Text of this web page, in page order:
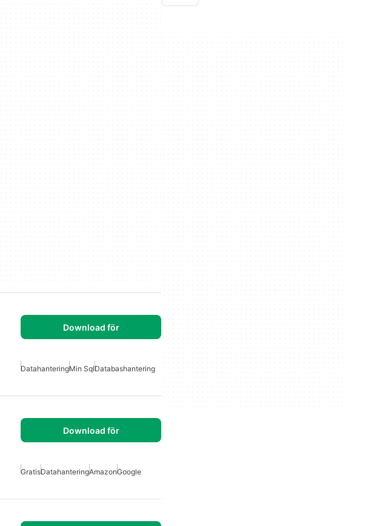
Download för
DatahanteringMin SqlDatabashantering
Download för
GratisDatahanteringAmazonGoogle